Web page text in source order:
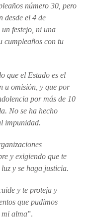
número 30, pero
desde el 4 de
festejo, ni una
cumpleaños con tu
que el Estado es el
u omisión, y que por
por más de 10
No se ha hecho
impunidad.
y exigiendo que te
y se haga justicia.
y te proteja y
que pudimos
mi alma”.